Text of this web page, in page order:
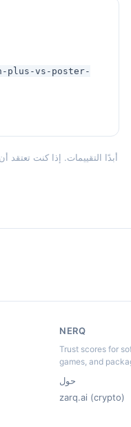
plus-vs-poster-
NERQ
Trust scores for
حول
zarq.ai (crypto)